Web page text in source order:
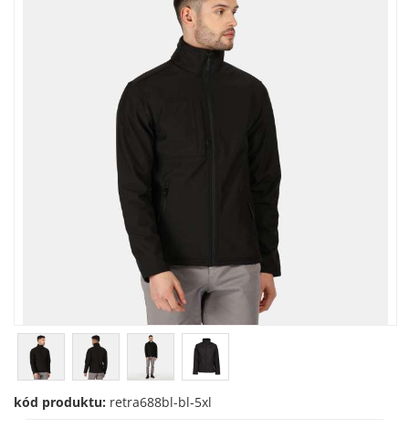
kód produktu: retra688bl-bl-5xl